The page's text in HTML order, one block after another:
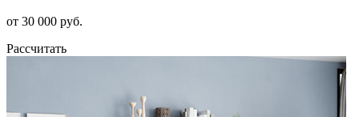
от 30 000 руб.
Рассчитать